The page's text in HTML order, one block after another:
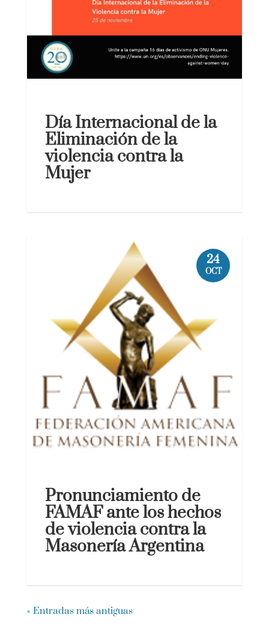
Día Internacional de la
Eliminación de la
violencia contra la
Mujer
Pronunciamiento de
FAMAF ante los hechos
de violencia contra la
Masonería Argentina
24
OCT
« Entradas más antiguas